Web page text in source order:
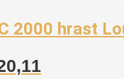
2000 hrast